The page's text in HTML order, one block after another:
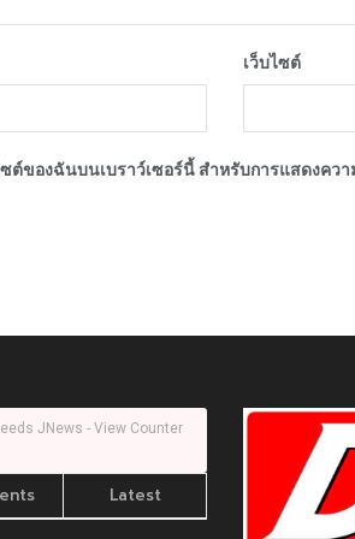
เว็บไซต์
ต์ของฉันบนเบราว์เซอร์นี้ สำหรับการแสดงควา
JNews - View Counter
Latest